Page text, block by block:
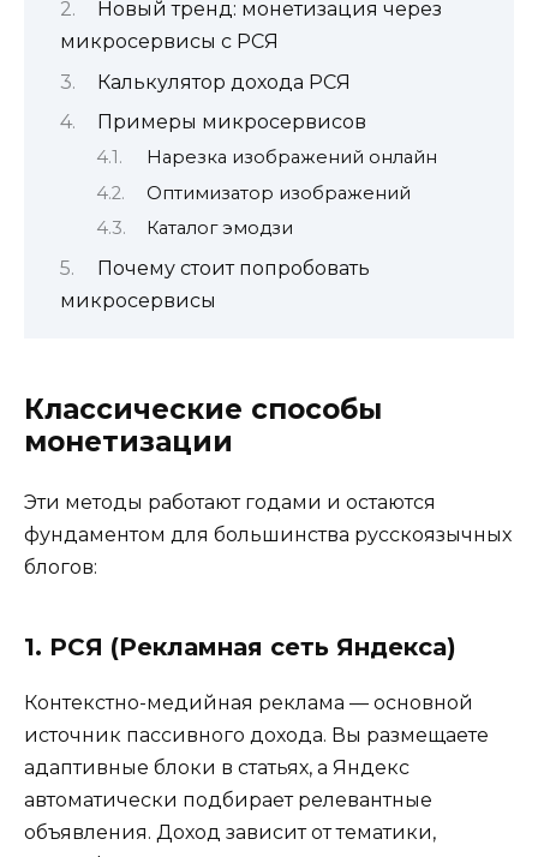
Новый тренд: монетизация через
микросервисы с РСЯ
Калькулятор дохода РСЯ
Примеры микросервисов
Нарезка изображений онлайн
Оптимизатор изображений
Каталог эмодзи
Почему стоит попробовать
микросервисы
Классические способы
монетизации
Эти методы работают годами и остаются
фундаментом для большинства русскоязычных
блогов:
1. РСЯ (Рекламная сеть Яндекса)
Контекстно-медийная реклама — основной
источник пассивного дохода. Вы размещаете
адаптивные блоки в статьях, а Яндекс
автоматически подбирает релевантные
объявления. Доход зависит от тематики,